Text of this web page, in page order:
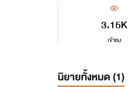
3.15K
เข้าชม
นิยายทั้งหมด (1)